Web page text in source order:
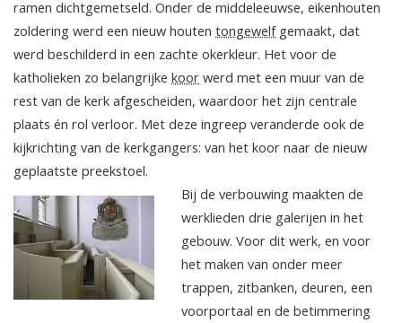
ramen dichtgemetseld. Onder de middeleeuwse, eikenhouten
zoldering werd een nieuw houten tongewelfgemaakt, dat
werd beschilderd in een zachte okerkleur. Het voor de
katholieken zo belangrijke koor werd met een muur van de
rest van de kerk afgescheiden, waardoor het zijn centrale
plaats én rol verloor. Met deze ingreep veranderde ook de
kijkrichting van de kerkgangers: van het koor naar de nieuw
geplaatste preekstoel.
Bij de verbouwing maakten de
werklieden drie galerijen in het
gebouw. Voor dit werk, en voor
het maken van onder meer
trappen, zitbanken, deuren, een
voorportaal en de betimmering